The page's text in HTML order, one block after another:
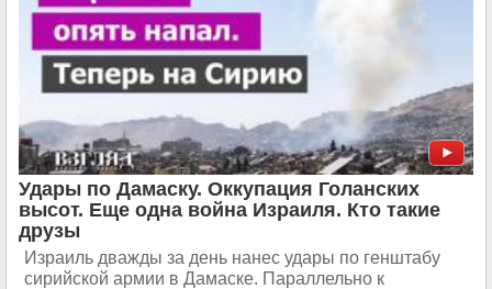
Удары по Дамаску. Оккупация Голанских
высот. Еще одна война Израиля. Кто такие
друзы
Израиль дважды за день нанес удары по генштабу
сирийской армии в Дамаске. Параллельно к